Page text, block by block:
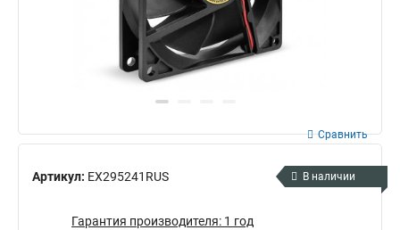
Артикул: EX295241RUS
Сравнить
В наличии
Гарантия производителя: 1 год